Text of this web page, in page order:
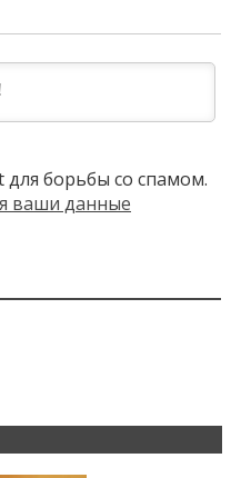
для борьбы со спамом.
ваши данные